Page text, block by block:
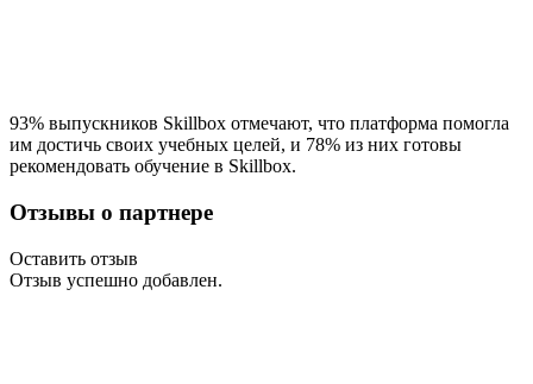
93% выпускников Skillbox отмечают, что платформа помогла
им достичь своих учебных целей, и 78% из них готовы
рекомендовать обучение в Skillbox.
Отзывы о партнере
Оставить отзыв
Отзыв успешно добавлен.